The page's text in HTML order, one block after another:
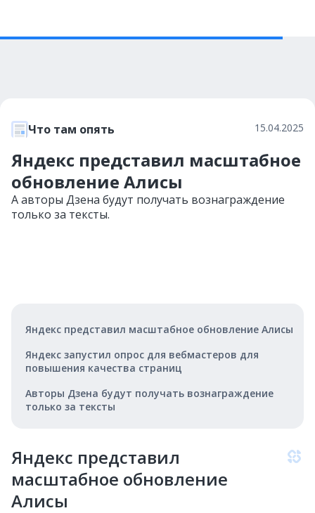
Что там опять 15.04.2025
Яндекс представил масштабное
обновление Алисы
А авторы Дзена будут получать вознаграждение
только за тексты.
Яндекс представил масштабное обновление Алисы
Яндекс запустил опрос для вебмастеров для
повышения качества страниц
Авторы Дзена будут получать вознаграждение
только за тексты
Яндекс представил
масштабное обновление
Алисы